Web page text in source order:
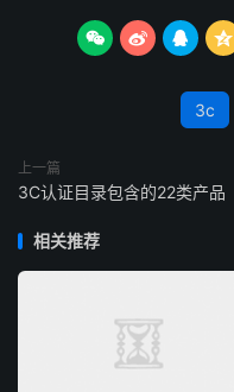
   
3c
上一篇
3C认证目录包含的22类产品
相关推荐